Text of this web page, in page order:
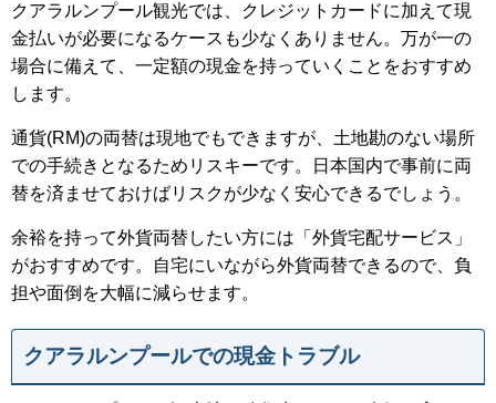
クアラルンプール観光では、クレジットカードに加えて現
金払いが必要になるケースも少なくありません。万が一の
場合に備えて、一定額の現金を持っていくことをおすすめ
します。
通貨(RM)の両替は現地でもできますが、土地勘のない場所
での手続きとなるためリスキーです。日本国内で事前に両
替を済ませておけばリスクが少なく安心できるでしょう。
余裕を持って外貨両替したい方には「外貨宅配サービス」
がおすすめです。自宅にいながら外貨両替できるので、負
担や面倒を大幅に減らせます。
クアラルンプールでの現金トラブル